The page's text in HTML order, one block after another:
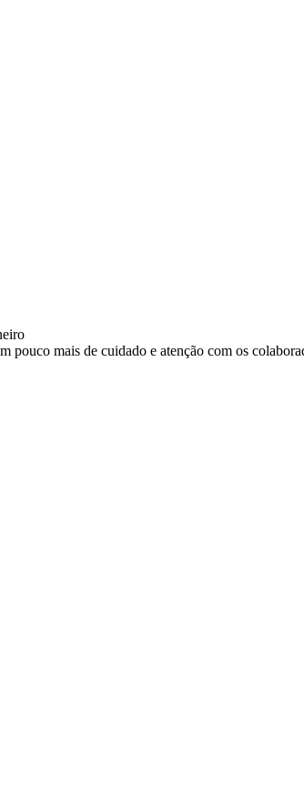
pouco mais de cuidado e atenção com os